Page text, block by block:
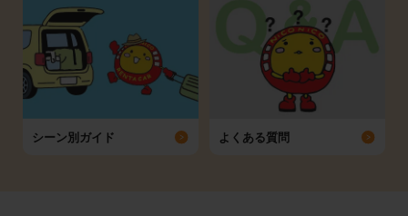
シーン別ガイド よくある質問